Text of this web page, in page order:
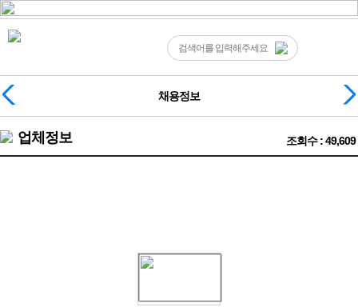
채용정보
업체정보 조회수 : 49,609